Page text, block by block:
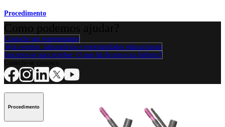
Procedimento
Contacte um representante
Veja eventos, laboratórios e oportunidades educacionais
Inscreva-se para receber: O que há de novo na Arthrex?
Procedimento